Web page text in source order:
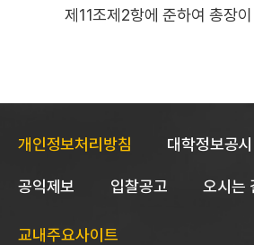
제11조제2항에 준하여 총장
개인정보처리방침 대학정보공시
공익제보 입찰공고 오시는
교내주요사이트